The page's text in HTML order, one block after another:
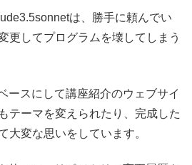
は、勝手に頼んでい
更してプログラムを壊してしまう
ースにして講座紹介のウェブサイ
テーマを変えられたり、完成した
大変な思いをしています。